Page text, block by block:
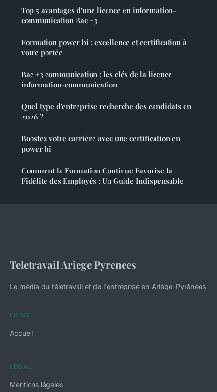
Top 5 avantages d'une licence en information-
communication Bac +3
Formation power bi : excellence et certification à
votre portée
Bac +3 communication : les clés de la licence
information-communication
Quel type d'entreprise recherche des candidats en
2026 ?
Boostez votre carrière avec une certification en
power bi
Comment la Formation Continue Favorise la
Fidélité des Employés : Un Guide Indispensable
Teletravail Ariege Pyrenees
Le média du télétravail et de l'entreprise en Ariège-Pyrénées
LIENS
Accueil
LÉGAL
Mentions légales